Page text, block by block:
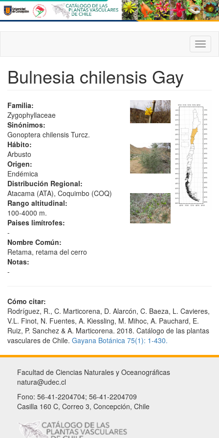
Pasar
al
contenido
principal
Bulnesia chilensis Gay
Familia:
Zygophyllaceae
Sinónimos:
Gonoptera chilensis Turcz.
Hábito:
Arbusto
Origen:
Endémica
Distribución Regional:
Atacama (ATA), Coquimbo (COQ)
Rango altitudinal:
100-4000 m.
Paises limítrofes:
-
Nombre Común:
Retama, retama del cerro
Notas:
-
Cómo citar:
Rodríguez, R., C. Marticorena, D. Alarcón, C. Baeza, L. Cavieres,
V.L. Finot, N. Fuentes, A. Kiessling, M. Mihoc, A. Pauchard, E.
Ruiz, P. Sanchez & A. Marticorena. 2018. Catálogo de las plantas
vasculares de Chile. Gayana Botánica 75(1): 1-430.
Facultad de Ciencias Naturales y Oceanográficas
natura@udec.cl
Fono: 56-41-2204704; 56-41-2204709
Casilla 160 C, Correo 3, Concepción, Chile